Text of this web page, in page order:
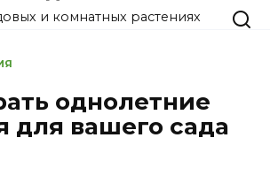
и комнатных растениях
однолетние
для вашего сада